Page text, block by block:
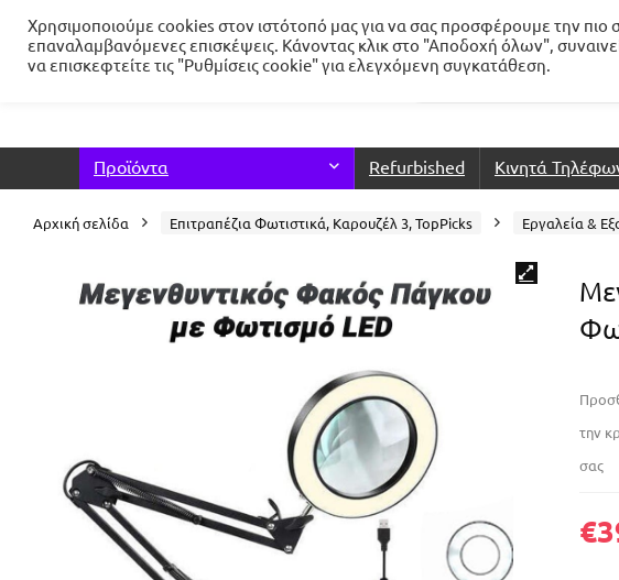
Προϊόντα Refurbished Κινητά
Αρχική σελίδα Επιτραπέζια Φωτιστικά, Καρουζέλ 3, TopPicks Εργαλεία &
την
σας
€
Χρησιμοποιούμε cookies στον ιστότοπό μας για να σας προσφέρουμε την πιο
επαναλαμβανόμενες επισκέψεις. Κάνοντας κλικ στο "Αποδοχή όλων",
να επισκεφτείτε τις "Ρυθμίσεις cookie" για ελεγχόμενη συγκατάθεση.